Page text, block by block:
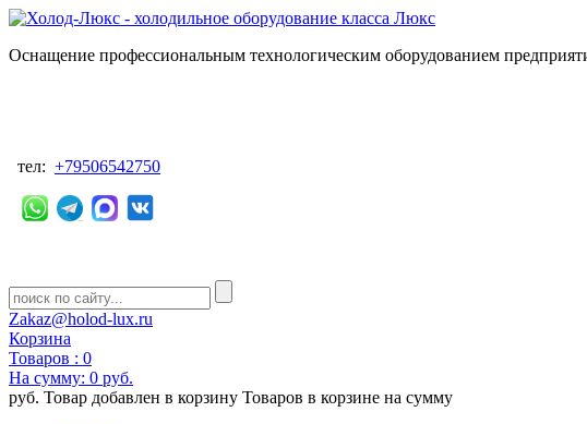
Оснащение профессиональным технологическим оборудованием
тел: +79506542750
Zakaz@holod-lux.ru
Корзина
Товаров : 0
На сумму: 0 руб.
руб. Товар добавлен в корзину Товаров в корзине на сумму